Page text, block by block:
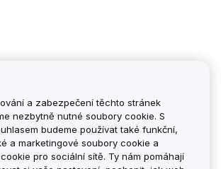
a zabezpečení těchto stránek
nezbytně nutné soubory cookie. S
budeme používat také funkční,
a marketingové soubory cookie a
pro sociální sítě. Ty nám pomáhají